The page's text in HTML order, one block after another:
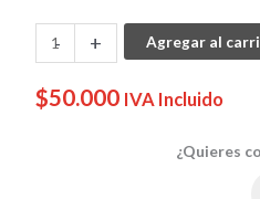
-
CUCHARA
CEBRA
+ Agregar al
$50.000 IVA Incluido
¿Quieres